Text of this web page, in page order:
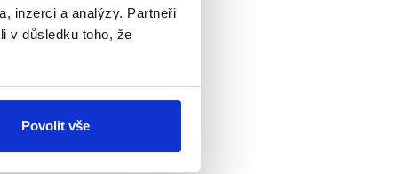
inzerci a analýzy. Partneři
v důsledku toho, že
Povolit vše